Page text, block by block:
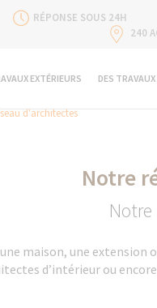
RÉPONSE SOUS 24H
240
EXTÉRIEURS DES
d'architectes
Notre
maison, une extension
d’intérieur ou